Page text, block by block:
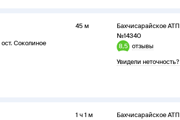
ост. Соколиное
45 м
Бахчисарайское АТП
№14340
8,5 отзывы
Увидели неточность?
1 ч 1 м
Бахчисарайское АТП